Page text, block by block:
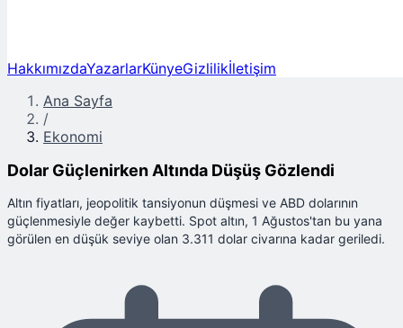
HakkımızdaYazarlarKünyeGizlilikİletişim
Ana Sayfa
/
Ekonomi
Dolar Güçlenirken Altında Düşüş Gözlendi
Altın fiyatları, jeopolitik tansiyonun düşmesi ve ABD dolarının
güçlenmesiyle değer kaybetti. Spot altın, 1 Ağustos'tan bu yana
görülen en düşük seviye olan 3.311 dolar civarına kadar geriledi.